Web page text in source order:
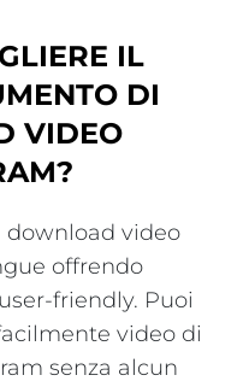
IL
DI
VIDEO
video
offrendo
friendly. Puoi
video di
senza alcun